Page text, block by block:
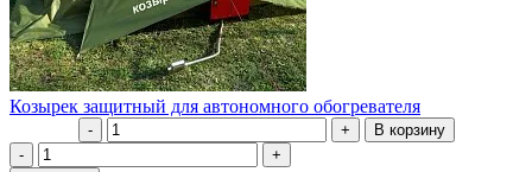
Козырек защитный для автономного обогревателя